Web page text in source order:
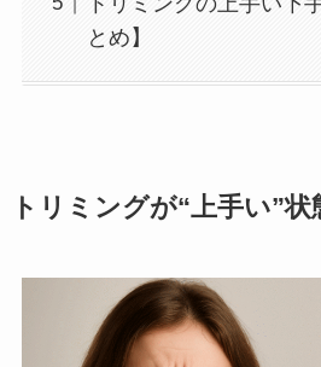
とめ】
トリミングが“上手い”状